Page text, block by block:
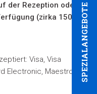
SPEZIALANGEBOTE
der Rezeption oder im
(zirka 150M
Visa, Visa
Electronic, Maestro und